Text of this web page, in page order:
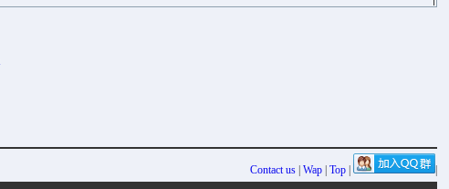
Contact us| Wap| Top| |